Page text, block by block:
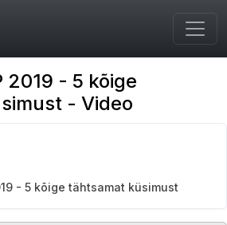
2019 - 5 kõige
- Video
- 5 kõige tähtsamat küsimust